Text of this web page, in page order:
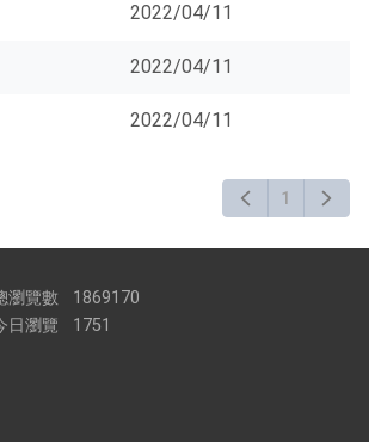
2022/04/11
2022/04/11
2022/04/11
1
瀏覽數
1869170
日瀏覽
1751